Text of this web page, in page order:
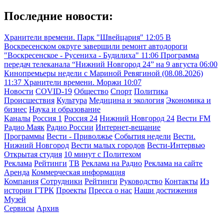
Последние новости:
Хранители времени. Парк "Швейцария" 12:05 В
Воскресенском округе завершили ремонт автодороги
"Воскресенское - Русениха - Будилиха" 11:06 Программа
передач телеканала “Нижний Новгород 24” на 9 августа 06:00
Кинопремьеры недели с Мариной Ревягиной (08.08.2026)
11:37 Хранители времени. Моржи 10:07
Новости COVID-19 Общество Спорт Политика
Происшествия Культура Медицина и экология Экономика и
бизнес Наука и образование
Каналы Россия 1 Россия 24 Нижний Новгород 24 Вести FM
Радио Маяк Радио России Интернет-вещание
Программы Вести - Приволжье События недели Вести.
Нижний Новгород Вести малых городов Вести-Интервью
Открытая студия 10 минут с Политехом
Реклама Рейтинги ТВ Реклама на Радио Реклама на сайте
Аренда Коммерческая информация
Компания Сотрудники Рейтинги Руководство Контакты Из
истории ГТРК Проекты Пресса о нас Наши достижения
Музей
Сервисы Архив